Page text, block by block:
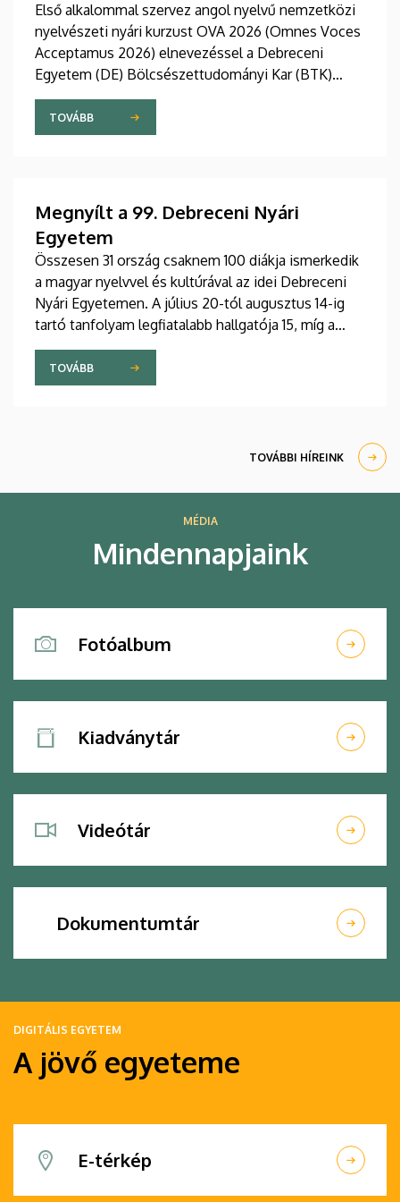
Első alkalommal szervez angol nyelvű nemzetközi
nyelvészeti nyári kurzust OVA 2026 (Omnes Voces
Acceptamus 2026) elnevezéssel a Debreceni
Egyetem (DE) Bölcsészettudományi Kar (BTK)
Angol-Amerikai Intézet Angol Nyelvészeti
Tanszéke. A 2026. július 27 - augusztus 7. közötti
eseményre csaknem tíz ország mintegy száz
bővítse nyelvészeti ismereteit.
TOVÁBB
Megnyílt a 99. Debreceni Nyári
Egyetem
Összesen 31 ország csaknem 100 diákja ismerkedik
a magyar nyelvvel és kultúrával az idei Debreceni
Nyári Egyetemen. A július 20-tól augusztus 14-ig
tartó tanfolyam legfiatalabb hallgatója 15, míg a
legidősebb 80 éves. Az Egyetemi Templomban
tartott hétfői ünnepélyes megnyitón átadták az
ösztöndíjasok okleveleit.
TOVÁBB
TOVÁBBI HÍREINK
MÉDIA
Mindennapjaink
Fotóalbum
Kiadványtár
Videótár
Dokumentumtár
DIGITÁLIS EGYETEM
A jövő egyeteme
E-térkép